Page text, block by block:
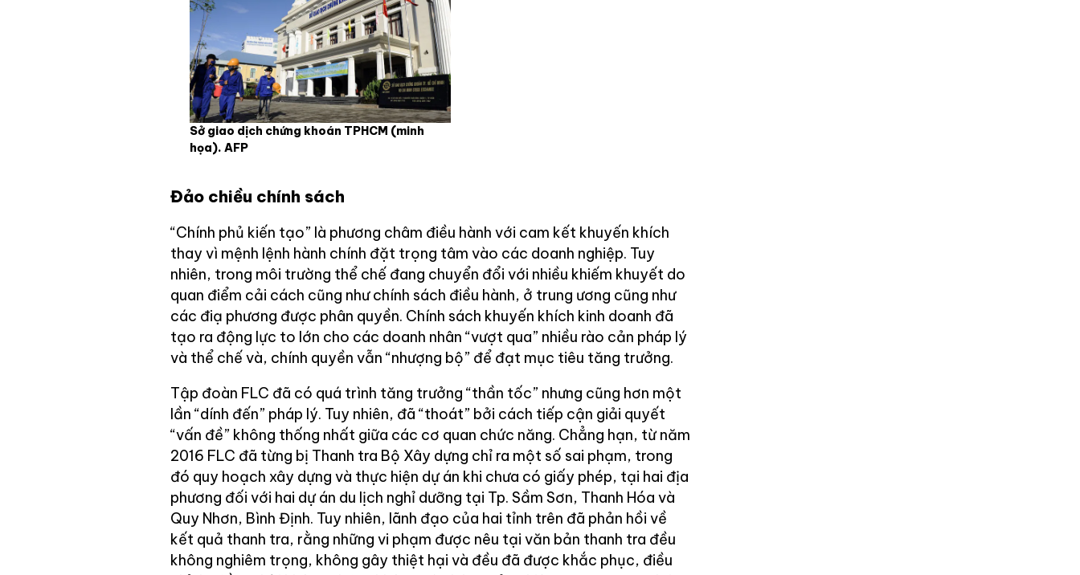
Sở giao dịch chứng khoán TPHCM (minh
họa). AFP
Đảo chiều chính sách
“Chính phủ kiến tạo” là phương châm điều hành với cam kết khuyến khích
thay vì mệnh lệnh hành chính đặt trọng tâm vào các doanh nghiệp. Tuy
nhiên, trong môi trường thể chế đang chuyển đổi với nhiều khiếm khuyết do
quan điểm cải cách cũng như chính sách điều hành, ở trung ương cũng như
các điạ phương được phân quyền. Chính sách khuyến khích kinh doanh đã
tạo ra động lực to lớn cho các doanh nhân “vượt qua” nhiều rào cản pháp lý
và thể chế và, chính quyền vẫn “nhượng bộ” để đạt mục tiêu tăng trưởng.
Tập đoàn FLC đã có quá trình tăng trưởng “thần tốc” nhưng cũng hơn một
lần “dính đến” pháp lý. Tuy nhiên, đã “thoát” bởi cách tiếp cận giải quyết
“vấn đề” không thống nhất giữa các cơ quan chức năng. Chẳng hạn, từ năm
2016 FLC đã từng bị Thanh tra Bộ Xây dựng chỉ ra một số sai phạm, trong
đó quy hoạch xây dựng và thực hiện dự án khi chưa có giấy phép, tại hai địa
phương đối với hai dự án du lịch nghỉ dưỡng tại Tp. Sầm Sơn, Thanh Hóa và
Quy Nhơn, Bình Định. Tuy nhiên, lãnh đạo của hai tỉnh trên đã phản hồi về
kết quả thanh tra, rằng những vi phạm được nêu tại văn bản thanh tra đều
không nghiêm trọng, không gây thiệt hại và đều đã được khắc phục, điều